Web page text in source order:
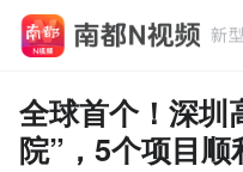
全球首个！深圳
院”，5个项目顺